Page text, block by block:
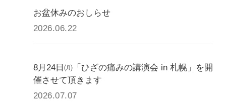
お盆休みのおしらせ
2026.06.22
8月24日㈪「ひざの痛みの講演会 in 札幌」を開
催させて頂きます
2026.07.07